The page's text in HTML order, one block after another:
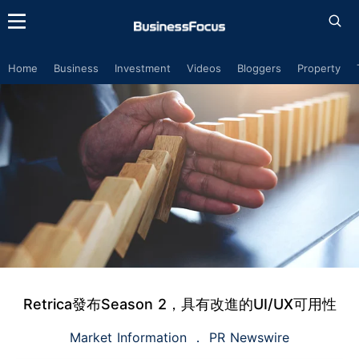
Home Business Investment Videos Bloggers Property
Retrica發布Season 2，具有改進的UI/UX可用性
Market Information PR Newswire